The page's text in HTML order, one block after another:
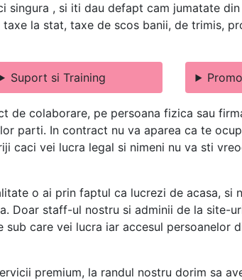
, si iti dau defapt cam jumatate
la stat, taxe de scos banii, de trimis,
Suport si Training
de colaborare, pe persoana fizica sau
parti. In contract nu va aparea ca te
caci vei lucra legal si nimeni nu va sti
o ai prin faptul ca lucrezi de acasa, si
Doar staff-ul nostru si adminii de la site-
care vei lucra iar accesul persoanelor
premium, la randul nostru dorim sa